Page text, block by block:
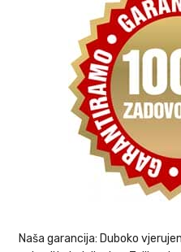
Naša garancija: Duboko